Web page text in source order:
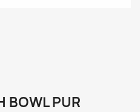
BOWL PUR